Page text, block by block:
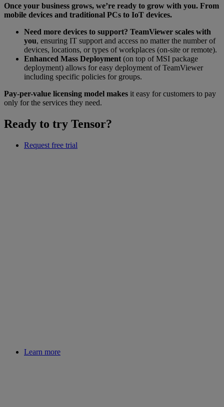
Once your business grows, we’re ready to grow with you. From
mobile devices and traditional PCs to IoT devices.
Need more devices to support? TeamViewer scales with
you, ensuring IT support and access no matter the number of
devices, locations, or types of workplaces (on-site or remote).
Enhanced Mass Deployment (on top of MSI package
deployment) allows for easy deployment of TeamViewer
including specific policies for groups.
Pay-per-value licensing model makes it easy for customers to pay
only for the services they need.
Ready to try Tensor?
Request free trial
Learn more